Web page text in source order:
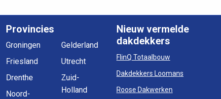
Provincies
Groningen
Friesland
Drenthe
Noord-
Gelderland
Utrecht
Zuid-
Holland
Nieuw vermelde
dakdekkers
FlinQ Totaalbouw
Dakdekkers Loomans
Roose Dakwerken